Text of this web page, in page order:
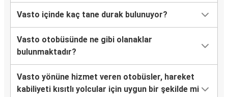
Vasto içinde kaç tane durak bulunuyor?
Vasto otobüsünde ne gibi olanaklar
bulunmaktadır?
Vasto yönüne hizmet veren otobüsler, hareket
kabiliyeti kısıtlı yolcular için uygun bir şekilde mi